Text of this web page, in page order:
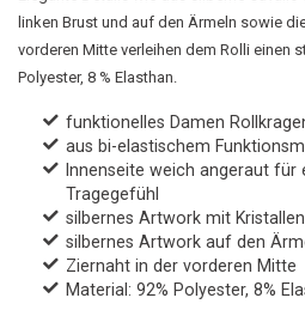
linken Brust und auf den Ärmeln sowie
vorderen Mitte verleihen dem Rolli einen
Polyester, 8 % Elasthan.
funktionelles Damen
aus bi-elastischem
Innenseite weich angeraut für
Tragegefühl
silbernes Artwork mit
silbernes Artwork auf den
Ziernaht in der vorderen Mitte
Material: 92% Polyester, 8%